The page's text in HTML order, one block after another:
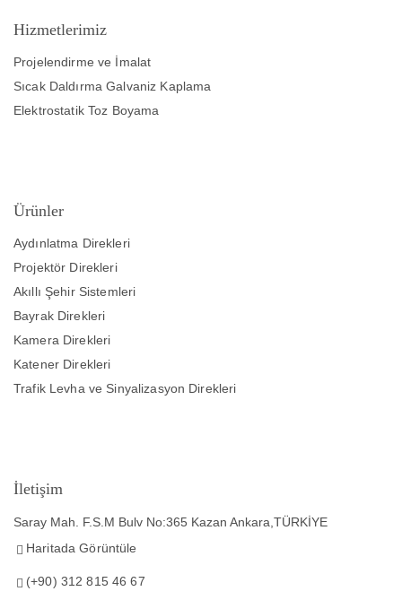
Hizmetlerimiz
Projelendirme ve İmalat
Sıcak Daldırma Galvaniz Kaplama
Elektrostatik Toz Boyama
Ürünler
Aydınlatma Direkleri
Projektör Direkleri
Akıllı Şehir Sistemleri
Bayrak Direkleri
Kamera Direkleri
Katener Direkleri
Trafik Levha ve Sinyalizasyon Direkleri
İletişim
Saray Mah. F.S.M Bulv No:365 Kazan Ankara,TÜRKİYE
Haritada Görüntüle
(+90) 312 815 46 67